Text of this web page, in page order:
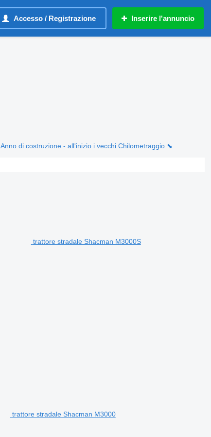
Accesso / Registrazione Inserire l'annuncio
Anno di costruzione - all'inizio i vecchi Chilometraggio ⬊
trattore stradale Shacman M3000S
trattore stradale Shacman M3000